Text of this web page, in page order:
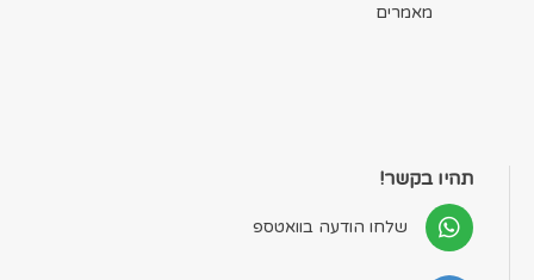
מאמרים
תהיו בקשר!
שלחו הודעה בוואטספ